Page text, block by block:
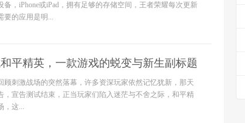
，iPhone或iPad，拥有足够的存储空间，王者荣耀每次更新
要的应用是明...
平精英，一款游戏的蜕变与新生副标题
顾刺激战场的突然落幕，许多资深玩家依然记忆犹新，那天
，宣告测试结束，正当玩家们陷入迷茫与不舍之际，和平精
，这...